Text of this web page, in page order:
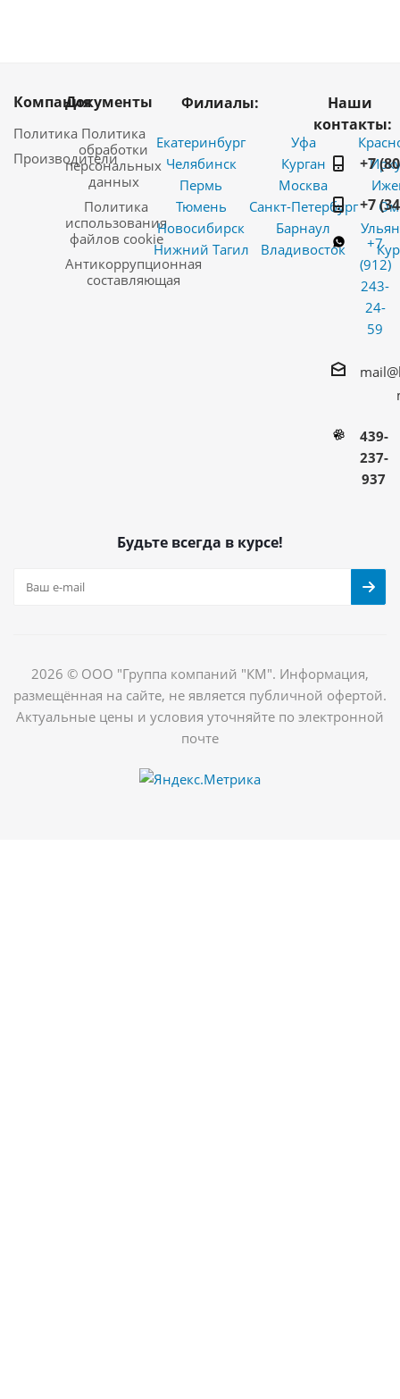
Компания
Политика
Производители
Документы
Политика
обработки
персональных
данных
Политика
использования
файлов cookie
Антикоррупционная
составляющая
Филиалы:
Екатеринбург
Челябинск
Пермь
Тюмень
Новосибирск
Нижний Тагил
Уфа
Курган
Москва
Санкт-Петербург
Барнаул
Владивосток
Наши
контакты:
+7
+7
+7
(912)
243-
24-
59
439-
237-
937
Будьте всегда в курсе!
2026 © ООО "Группа компаний "КМ". Информация,
размещённая на сайте, не является публичной офертой.
Актуальные цены и условия уточняйте по электронной
почте